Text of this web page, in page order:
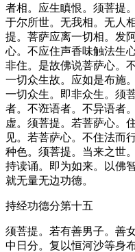
者相。应生瞋恨。须菩提
于尔所世。无我相。无人
提。菩萨应离一切相。发
心。不应住声香味触法生
非住。是故佛说菩萨心。
一切众生故。应如是布施
一切众生。即非众生。须
者。不诳语者。不异语者
虚。须菩提。若菩萨心。
见。若菩萨心。不住法而
种色。须菩提。当来之世
持读诵。即为如来。以佛
就无量无边功德。
持经功德分第十五
须菩提。若有善男子。善
中日分。复以恒河沙等身